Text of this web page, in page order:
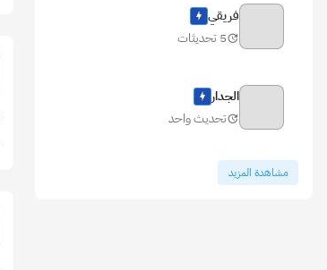
فريقي
5 تحديثات
الجدار
تحديث واحد
مشاهدة المزيد